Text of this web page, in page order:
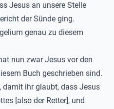
Jesus an unsere Stelle
der Sünde ging.
genau zu diesem
nun zwar Jesus vor den
Buch geschrieben sind.
damit ihr glaubt, dass Jesus
[also der Retter], und